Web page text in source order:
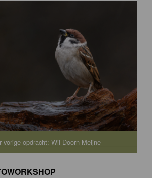
vorige opdracht: Wil Doorn-Meijne